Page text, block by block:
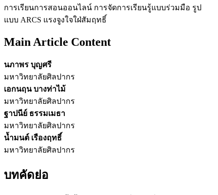
การเรียนการสอนออนไลน์ การจัดการเรียนรู้แบบร่วมมือ รูป
แบบ ARCS แรงจูงใจใฝ่สัมฤทธิ์
Main Article Content
นภาพร บุญศรี
มหาวิทยาลัยศิลปากร
เอกนฤน บางท่าไม้
มหาวิทยาลัยศิลปากร
ฐาปนีย์ ธรรมเมธา
มหาวิทยาลัยศิลปากร
น้ำมนต์ เรืองฤทธิ์
มหาวิทยาลัยศิลปากร
บทคัดย่อ